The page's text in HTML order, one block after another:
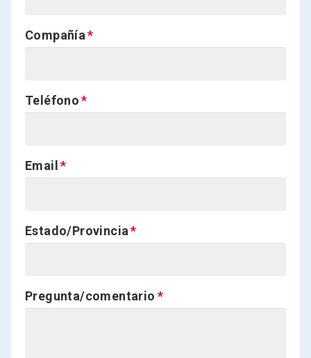
Compañía
Teléfono
Email
Estado/Provincia
Pregunta/comentario